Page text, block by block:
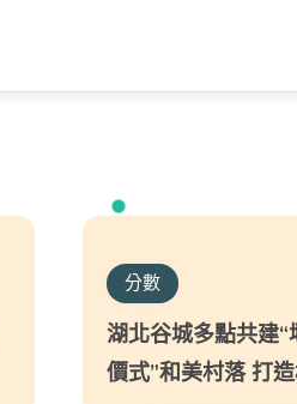
分數
湖北谷城多點共建
價式”和美村落 打